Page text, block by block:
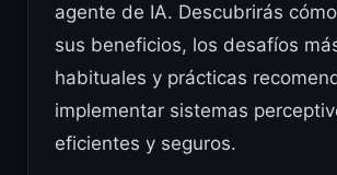
agente de IA. Descubrirás
sus beneficios, los desafíos
habituales y prácticas
implementar sistemas
eficientes y seguros.